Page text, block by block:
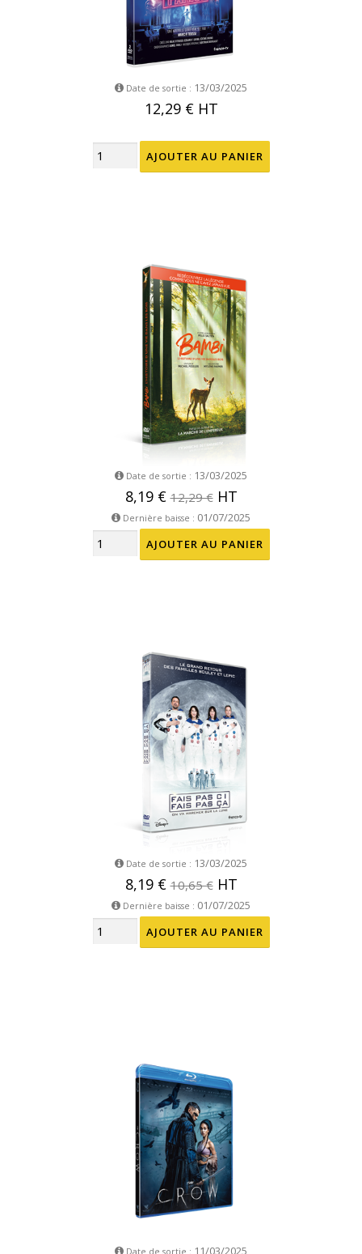
Date de sortie : 13/03/2025
12,29 € HT
Date de sortie : 13/03/2025
8,19 €12,29 €HT
Dernière baisse : 01/07/2025
Date de sortie : 13/03/2025
8,19 €10,65 €HT
Dernière baisse : 01/07/2025
Date de sortie : 11/03/2025